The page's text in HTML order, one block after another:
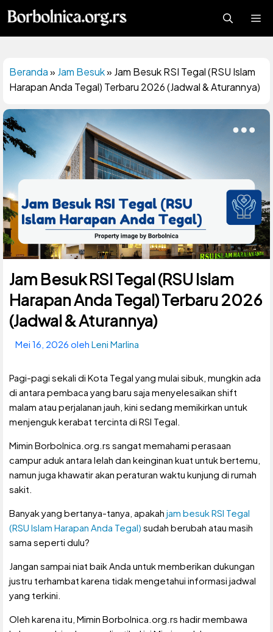
Langsung
ke
isi
Beranda» Jam Besuk» Jam Besuk RSI Tegal (RSU Islam
Harapan Anda Tegal) Terbaru 2026 (Jadwal & Aturannya)
Jam Besuk RSI Tegal (RSU Islam
Harapan Anda Tegal) Terbaru 2026
(Jadwal & Aturannya)
Mei 16, 2026 oleh Leni Marlina
Pagi-pagi sekali di Kota Tegal yang mulai sibuk, mungkin ada
di antara pembaca yang baru saja menyelesaikan shift
malam atau perjalanan jauh, kini sedang memikirkan untuk
menjenguk kerabat tercinta di RSI Tegal.
Mimin Borbolnica.org.rs sangat memahami perasaan
campur aduk antara lelah dan keinginan kuat untuk bertemu,
namun juga khawatir akan peraturan waktu kunjung di rumah
sakit.
Banyak yang bertanya-tanya, apakah jam besuk RSI Tegal
(RSU Islam Harapan Anda Tegal) sudah berubah atau masih
sama seperti dulu?
Jangan sampai niat baik Anda untuk memberikan dukungan
justru terhambat karena tidak mengetahui informasi jadwal
yang terkini.
Oleh karena itu, Mimin Borbolnica.org.rs hadir membawa